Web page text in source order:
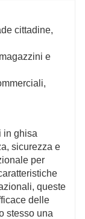
cittadine,
e
in ghisa
sicurezza e
per
queste
delle
stesso una